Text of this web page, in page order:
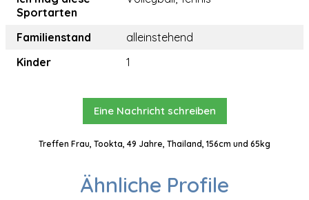
Sportarten
Familienstand
alleinstehend
Kinder
1
Eine Nachricht schreiben
Treffen Frau, Tookta, 49 Jahre, Thailand, 156cm und 65kg
Ähnliche Profile